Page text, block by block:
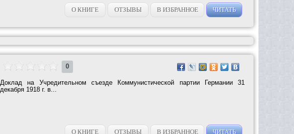
О КНИГЕ ОТЗЫВЫ В ИЗБРАННОЕ ЧИТАТЬ
0
Доклад на Учредительном съезде Коммунистической партии Германии 31
декабря 1918 г. в...
О КНИГЕ ОТЗЫВЫ В ИЗБРАННОЕ ЧИТАТЬ